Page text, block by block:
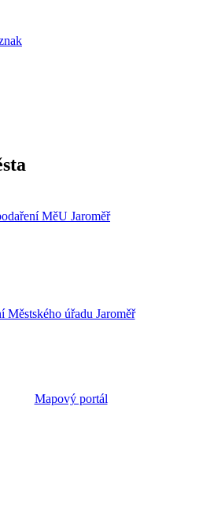
Městského úřadu Jaroměř